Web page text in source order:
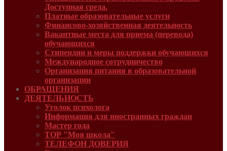
Доступная среда.
Платные образовательные услуги
Финансово-хозяйственная деятельность
Вакантные места для приема (перевода)
обучающихся
Стипендии и меры поддержки обучающихся
Международное сотрудничество
Организация питания в образовательной
организации
ОБРАЩЕНИЯ
ДЕЯТЕЛЬНОСТЬ
Уголок психолога
Информация для иностранных граждан
Мастер года
ТОР "Моя школа"
ТЕЛЕФОН ДОВЕРИЯ